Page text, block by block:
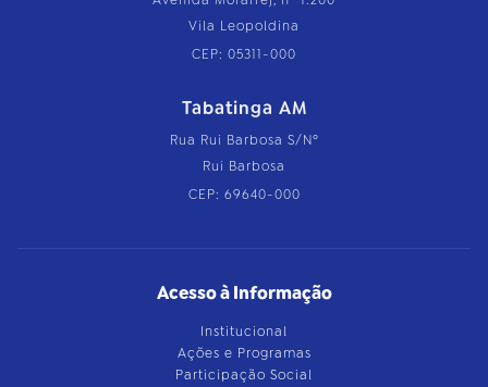
Vila Leopoldina
CEP: 05311-000
Tabatinga AM
Rua Rui Barbosa S/Nº
Rui Barbosa
CEP: 69640-000
Acesso à Informação
Institucional
Ações e Programas
Participação Social